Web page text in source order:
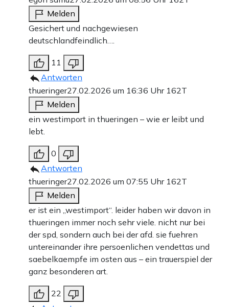
Melden
Gesichert und nachgewiesen
deutschlandfeindlich….
11
Antworten
thueringer27.02.2026 um 16:36 Uhr 162T
Melden
ein westimport in thueringen – wie er leibt und
lebt.
0
Antworten
thueringer27.02.2026 um 07:55 Uhr 162T
Melden
er ist ein „westimport“. leider haben wir davon in
thueringen immer noch sehr viele. nicht nur bei
der spd, sondern auch bei der afd. sie fuehren
untereinander ihre persoenlichen vendettas und
saebelkaempfe im osten aus – ein trauerspiel der
ganz besonderen art.
22